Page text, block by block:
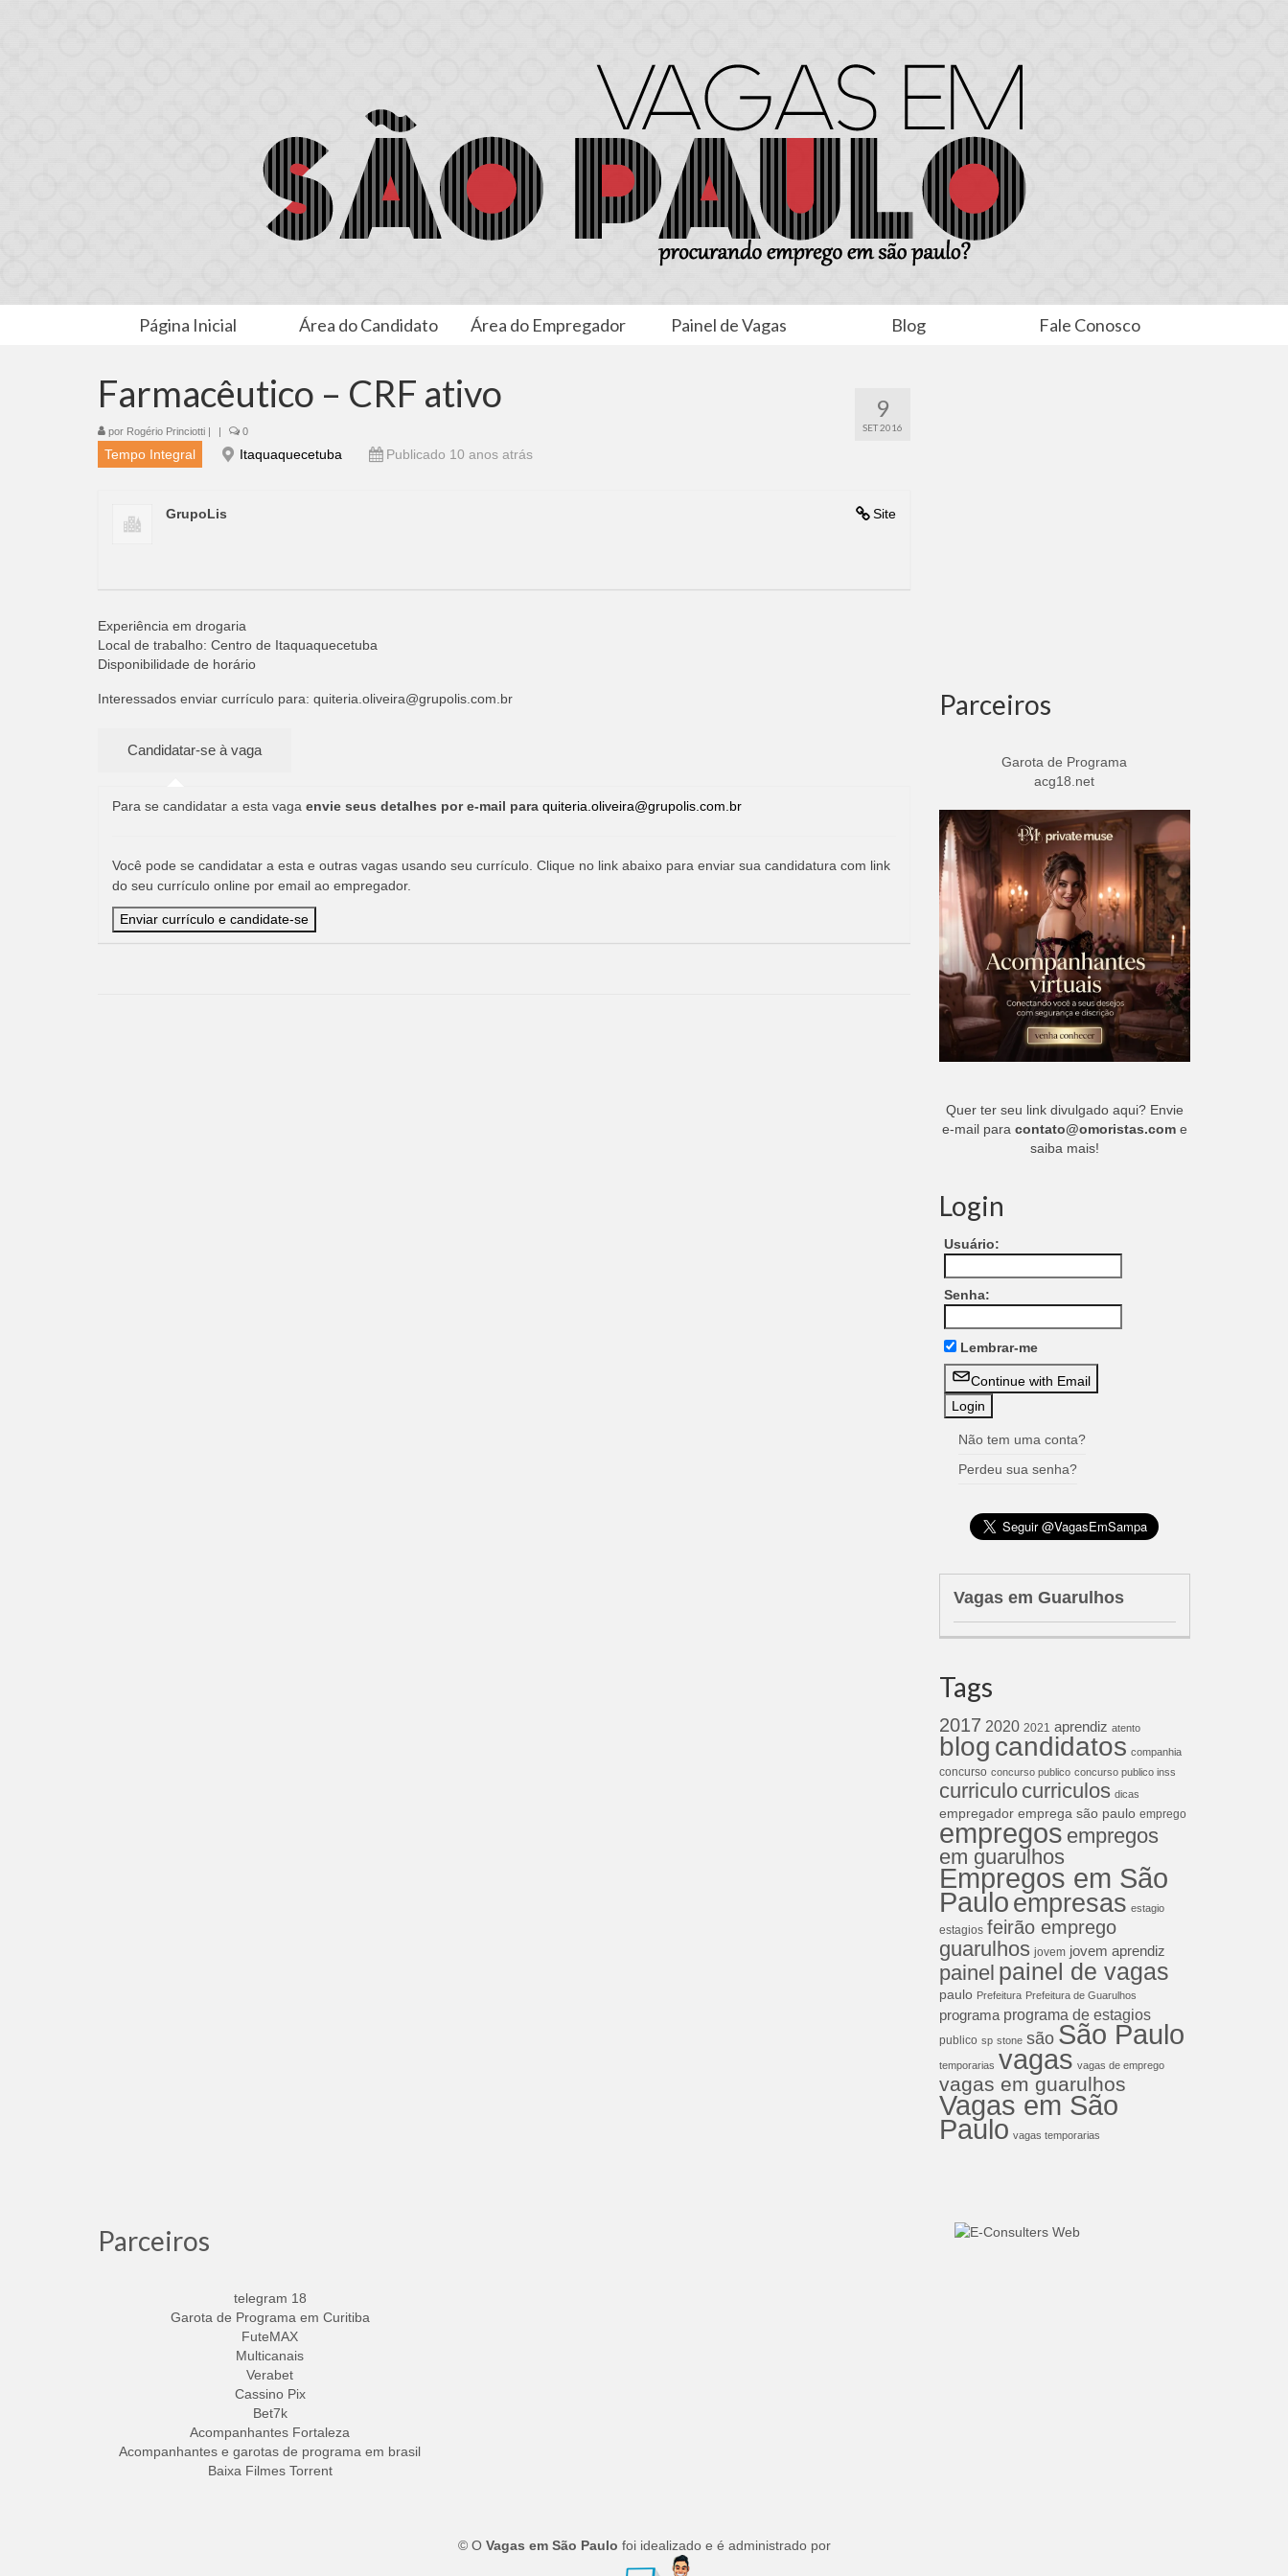
Página Inicial Área do Candidato Área do Empregador Painel de Vagas Blog Fale Conosco
9
SET 2016
Farmacêutico – CRF ativo
por Rogério Princiotti | | 0
Tempo Integral Itaquaquecetuba Publicado 10 anos atrás
Site
GrupoLis
Experiência em drogaria
Local de trabalho: Centro de Itaquaquecetuba
Disponibilidade de horário
Interessados enviar currículo para: quiteria.oliveira@grupolis.com.br
Para se candidatar a esta vaga envie seus detalhes por e-mail para quiteria.oliveira@grupolis.com.br
Você pode se candidatar a esta e outras vagas usando seu currículo. Clique no link abaixo para enviar sua candidatura com link
do seu currículo online por email ao empregador.
Parceiros
Garota de Programa
acg18.net
Quer ter seu link divulgado aqui? Envie
e-mail para contato@omoristas.come
saiba mais!
Login
Usuário:
Senha:
Lembrar-me
Continue with Email
Não tem uma conta?
Perdeu sua senha?
Vagas em Guarulhos
Tags
2017 2020 2021 aprendiz atento
blog candidatos companhia
concurso concurso publico concurso publico inss
curriculo curriculos dicas
empregador emprega são paulo emprego
empregos empregos
em guarulhos
Empregos em São
Pauloempresas estagio
estagios feirão emprego
guarulhos jovem jovem aprendiz
painel painel de vagas
paulo Prefeitura Prefeitura de Guarulhos
programa programa de estagios
publico sp stone são São Paulo
temporarias vagas vagas de emprego
vagas em guarulhos
Vagas em São
Paulo vagas temporarias
Parceiros
telegram 18
Garota de Programa em Curitiba
FuteMAX
Multicanais
Verabet
Cassino Pix
Bet7k
Acompanhantes Fortaleza
Acompanhantes e garotas de programa em brasil
Baixa Filmes Torrent
© O Vagas em São Paulo foi idealizado e é administrado por